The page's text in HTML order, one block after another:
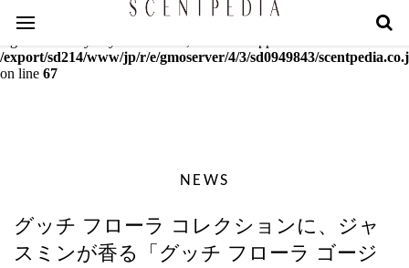
Warning
: mcrypt_decrypt(): Key of size 18 not supported by this
/export/sd214/www/jp/r/e/gmoserver/4/3/sd0949843/
on line 67
NEWS
グッチ フローラ コレクションに、ジャ
スミンが香る「グッチ フローラ ゴージ